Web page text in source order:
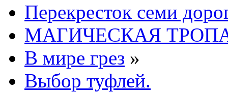
Перекресток семи
МАГИЧЕСКАЯ
В мире грез »
Выбор туфлей.